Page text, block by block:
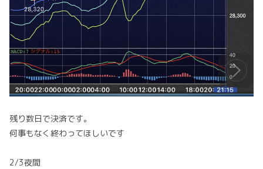
残り数日で決済です。
何事もなく終わってほしいです
2/3夜間